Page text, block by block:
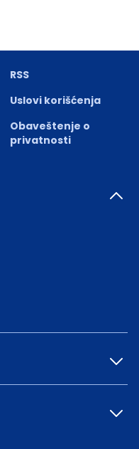
RSS
Uslovi korišćenja
Obaveštenje o
privatnosti